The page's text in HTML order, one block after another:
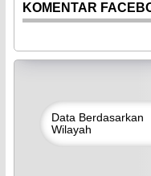
KOMENTAR
Data Berdasarkan
Wilayah